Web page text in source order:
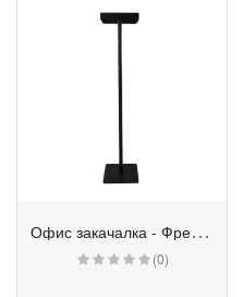
О
фис закачалка - Фрейм черна
(0)